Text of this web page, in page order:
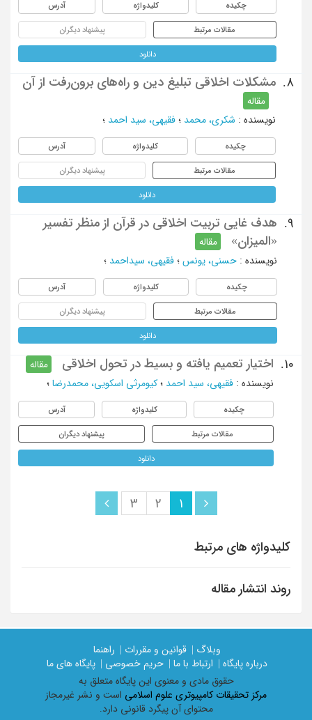
چکیده کلیدواژه آدرس
مقالات مرتبط پیشنهاد دیگران
دانلود
8. مشکلات اخلاقی تبلیغ دین و راه‌های برون‌رفت از آن
مقاله
نویسنده : شکری، محمد ؛ فقیهی، سید احمد ؛
چکیده کلیدواژه آدرس
مقالات مرتبط پیشنهاد دیگران
دانلود
9.
هدف غایی تربیت اخلاقی در قرآن از منظر تفسیر
«المیزان»
مقاله
نویسنده : حسنی، یونس ؛ فقیهی، سیداحمد ؛
چکیده کلیدواژه آدرس
مقالات مرتبط پیشنهاد دیگران
دانلود
10. اختیار تعمیم یافته و بسیط در تحول اخلاقی
مقاله
نویسنده : فقیهی، سید احمد ؛ کیومرثی اسکویی، محمدرضا ؛
چکیده کلیدواژه آدرس
مقالات مرتبط پیشنهاد دیگران
دانلود
1
2
3
کلیدواژه های مرتبط
روند انتشار مقاله
وبلاگ | قوانین و مقررات |
راهنما
درباره پایگاه |
ارتباط با ما | حریم خصوصی |
پایگاه های ما
حقوق مادی و معنوی اين پايگاه متعلق به
مرکز تحقیقات کامپیوتری علوم اسلامی است و نشر غیرمجاز
محتوای آن پیگرد قانونی دارد.